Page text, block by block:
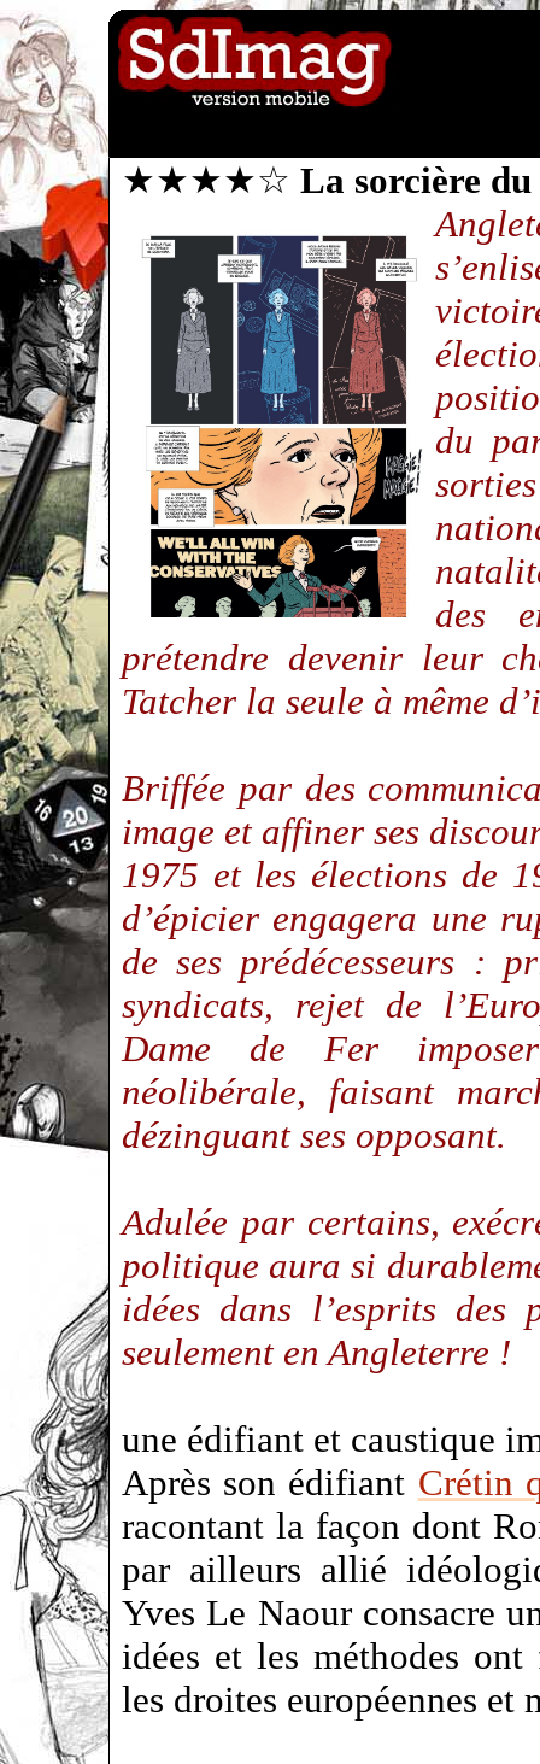
★★★★☆ La sorcière
du
des
prétendre devenir leur
Tatcher la seule à même
Briffée par des
image et affiner ses
1975 et les élections de
d’épicier engagera une
de ses prédécesseurs :
syndicats, rejet de
Dame de Fer
néolibérale, faisant
dézinguant ses opposant.
Adulée par certains,
politique aura si
idées dans l’esprits
seulement en Angleterre !
une édifiant et caustique
Après son édifiant Crétin
racontant la façon dont
par ailleurs allié
Yves Le Naour consacre
idées et les méthodes
les droites européennes